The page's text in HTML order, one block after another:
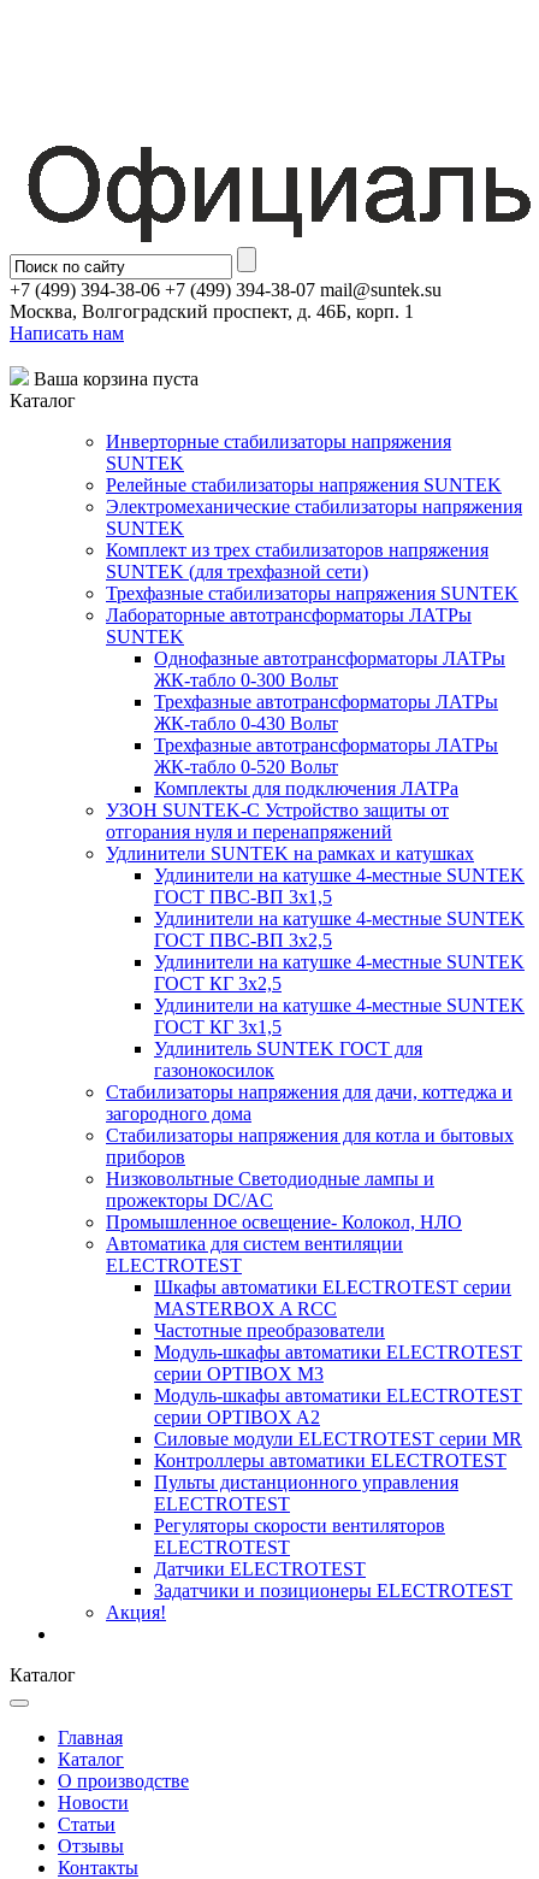
+7 (499) 394-38-06 +7 (499) 394-38-07 mail@suntek.su
Москва, Волгоградский проспект, д. 46Б, корп. 1
Написать нам
Ваша корзина пуста
Каталог
Инверторные стабилизаторы напряжения
SUNTEK
Релейные стабилизаторы напряжения SUNTEK
Электромеханические стабилизаторы напряжения
SUNTEK
Комплект из трех стабилизаторов напряжения
SUNTEK (для трехфазной сети)
Трехфазные стабилизаторы напряжения SUNTEK
Лабораторные автотрансформаторы ЛАТРы
SUNTEK
Однофазные автотрансформаторы ЛАТРы
ЖК-табло 0-300 Вольт
Трехфазные автотрансформаторы ЛАТРы
ЖК-табло 0-430 Вольт
Трехфазные автотрансформаторы ЛАТРы
ЖК-табло 0-520 Вольт
Комплекты для подключения ЛАТРа
УЗОН SUNTEK-C Устройство защиты от
отгорания нуля и перенапряжений
Удлинители SUNTEK на рамках и катушках
Удлинители на катушке 4-местные SUNTEK
ГОСТ ПВС-ВП 3х1,5
Удлинители на катушке 4-местные SUNTEK
ГОСТ ПВС-ВП 3х2,5
Удлинители на катушке 4-местные SUNTEK
ГОСТ КГ 3х2,5
Удлинители на катушке 4-местные SUNTEK
ГОСТ КГ 3х1,5
Удлинитель SUNTEK ГОСТ для
газонокосилок
Стабилизаторы напряжения для дачи, коттеджа и
загородного дома
Стабилизаторы напряжения для котла и бытовых
приборов
Низковольтные Светодиодные лампы и
прожекторы DC/AC
Промышленное освещение- Колокол, НЛО
Автоматика для систем вентиляции
ELECTROTEST
Шкафы автоматики ELECTROTEST серии
MASTERBOX A RCC
Частотные преобразователи
Модуль-шкафы автоматики ELECTROTEST
серии OPTIBOX M3
Модуль-шкафы автоматики ELECTROTEST
серии OPTIBOX A2
Силовые модули ELECTROTEST серии MR
Контроллеры автоматики ELECTROTEST
Пульты дистанционного управления
ELECTROTEST
Регуляторы скорости вентиляторов
ELECTROTEST
Датчики ELECTROTEST
Задатчики и позиционеры ELECTROTEST
Акция!
Каталог
Главная
Каталог
О производстве
Новости
Статьи
Отзывы
Контакты